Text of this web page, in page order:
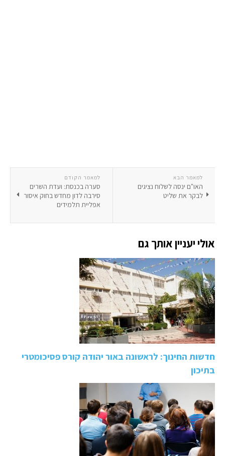
למאמר הקודם
סערה בכנסת: ועדת השרים
סירבה לדון מחדש בחוק איסור
אפליית תלמידים
למאמר הבא
האו"ם ינסה לשלוח נציגים
לבקר את שליט
אולי יעניין אותך גם
חדשות החינוך: לראשונה באור יהודה קורס פסיכומטרי
בתיכון